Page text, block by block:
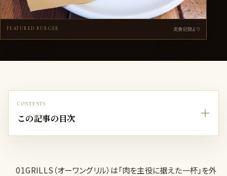
FEATURED BURGER 実食記録より
CONTENTS
この記事の目次
01GRILLS（オーワングリル）は「肉を主役に据えた一杯」を外